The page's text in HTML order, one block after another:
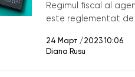
Regimul fiscal al
este reglementat de
24 Март /2023 10:06
Diana Rusu